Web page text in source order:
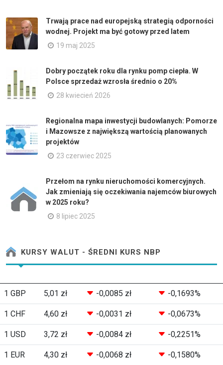
Trwają prace nad europejską strategią odporności
wodnej. Projekt ma być gotowy przed latem
19 maj 2025
Dobry początek roku dla rynku pomp ciepła. W
Polsce sprzedaż wzrosła średnio o 20%
28 kwiecień 2026
Regionalna mapa inwestycji budowlanych: Pomorze
i Mazowsze z największą wartością planowanych
projektów
23 czerwiec 2025
Przełom na rynku nieruchomości komercyjnych.
Jak zmieniają się oczekiwania najemców biurowych
w 2025 roku?
8 lipiec 2025
KURSY WALUT - ŚREDNI KURS NBP
1 GBP 5,01 zł -0,0085 zł -0,1693%
1 CHF 4,60 zł -0,0031 zł -0,0673%
1 USD 3,72 zł -0,0084 zł -0,2251%
1 EUR 4,30 zł -0,0068 zł -0,1580%